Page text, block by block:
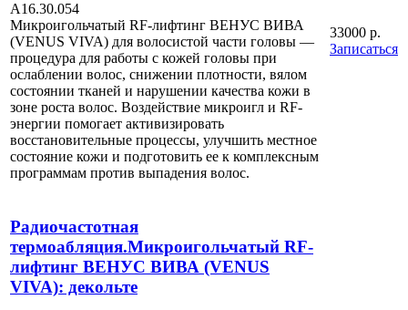
А16.30.054
Микроигольчатый RF-лифтинг ВЕНУС ВИВА
(VENUS VIVA) для волосистой части головы —
процедура для работы с кожей головы при
ослаблении волос, снижении плотности, вялом
состоянии тканей и нарушении качества кожи в
зоне роста волос. Воздействие микроигл и RF-
энергии помогает активизировать
восстановительные процессы, улучшить местное
состояние кожи и подготовить ее к комплексным
программам против выпадения волос.
33000 р.
Записаться
Радиочастотная
термоабляция.Микроигольчатый RF-
лифтинг ВЕНУС ВИВА (VENUS
VIVA): декольте